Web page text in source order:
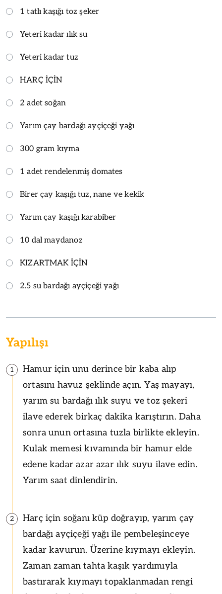
1 tatlı kaşığı toz şeker
Yeteri kadar ılık su
Yeteri kadar tuz
HARÇ İÇİN
2 adet soğan
Yarım çay bardağı ayçiçeği yağı
300 gram kıyma
1 adet rendelenmiş domates
Birer çay kaşığı tuz, nane ve kekik
Yarım çay kaşığı karabiber
10 dal maydanoz
KIZARTMAK İÇİN
2.5 su bardağı ayçiçeği yağı
Yapılışı
1
Hamur için unu derince bir kaba alıp
ortasını havuz şeklinde açın. Yaş mayayı,
yarım su bardağı ılık suyu ve toz şekeri
ilave ederek birkaç dakika karıştırın. Daha
sonra unun ortasına tuzla birlikte ekleyin.
Kulak memesi kıvamında bir hamur elde
edene kadar azar azar ılık suyu ilave edin.
Yarım saat dinlendirin.
2
Harç için soğanı küp doğrayıp, yarım çay
bardağı ayçiçeği yağı ile pembeleşinceye
kadar kavurun. Üzerine kıymayı ekleyin.
Zaman zaman tahta kaşık yardımıyla
bastırarak kıymayı topaklanmadan rengi